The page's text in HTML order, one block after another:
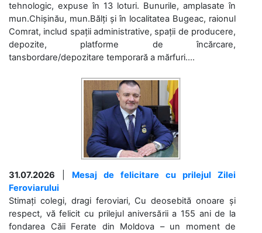
tehnologic, expuse în 13 loturi. Bunurile, amplasate în
mun.Chișinău, mun.Bălți și în localitatea Bugeac, raionul
Comrat, includ spații administrative, spații de producere,
depozite, platforme de încărcare,
tansbordare/depozitare temporară a mărfuri....
31.07.2026
Mesaj de felicitare cu prilejul Zilei
Feroviarului
Stimați colegi, dragi feroviari, Cu deosebită onoare și
respect, vă felicit cu prilejul aniversării a 155 ani de la
fondarea Căii Ferate din Moldova – un moment de